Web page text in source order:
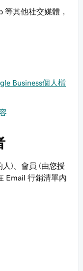
等其他社交媒體，
Business個人檔
)、會員 (由您授
Email 行銷清單內